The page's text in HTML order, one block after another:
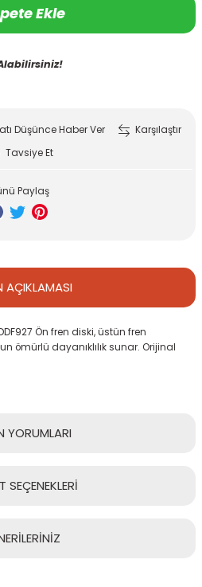
Ekle
Düşünce Haber Ver
Karşılaştır
Tavsiye Et
Paylaş
AÇIKLAMASI
DDF927 Ön fren diski, üstün fren
ömürlü dayanıklılık sunar. Orijinal
YORUMLARI
SEÇENEKLERİ